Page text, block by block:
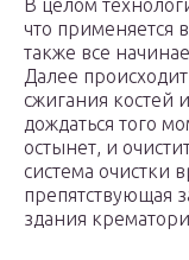
В целом
что применяется
также все
Далее
сжигания костей
дождаться того
остынет, и
система очистки
препятствующая
здания